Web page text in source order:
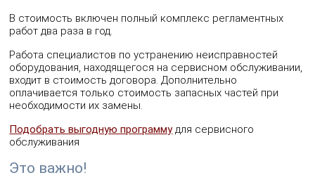
В стоимость включен полный комплекс регламентных
работ два раза в год.
Работа специалистов по устранению неисправностей
оборудования, находящегося на сервисном обслуживании,
входит в стоимость договора. Дополнительно
оплачивается только стоимость запасных частей при
необходимости их замены.
Подобрать выгодную программудля сервисного
обслуживания
Это важно!